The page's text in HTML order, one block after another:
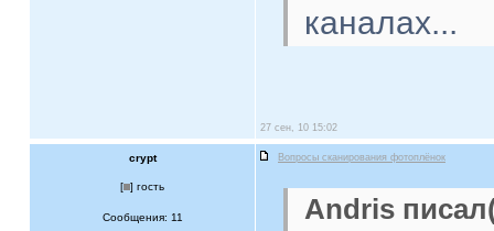
каналах...
27 сен, 10 15:02
crypt Вопросы сканирования фотоплёнок
[ ] гость
Сообщения: 11 Andris